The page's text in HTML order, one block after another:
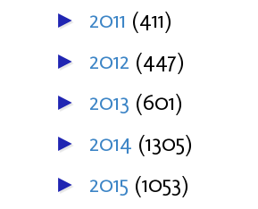
► 2011 (411)
► 2012 (447)
► 2013 (601)
► 2014 (1305)
► 2015 (1053)